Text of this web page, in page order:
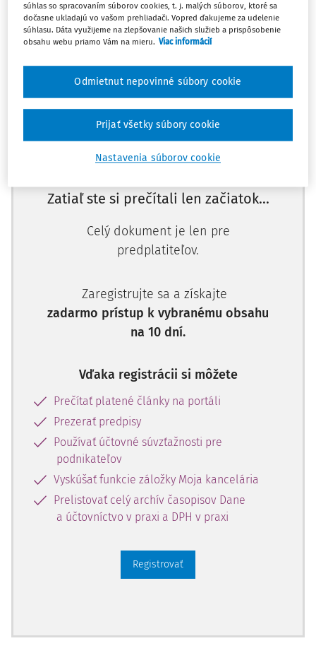
Povinnosť vystavovania faktúr platiteľmi DPH vyplýva
z § 72 zákona č. 222/2004 Z. z. o dani z pridanej hodnoty
Máte predplatné?
Zatiaľ ste si prečítali len začiatok...
Celý dokument je len pre
predplatiteľov.
Zaregistrujte sa a získajte
zadarmo prístup k vybranému obsahu
na 10 dní.
Vďaka registrácii si môžete
Prečítať platené články na portáli
Prezerať predpisy
Používať účtovné súvzťažnosti pre
podnikateľov
Vyskúšať funkcie záložky Moja kancelária
Prelistovať celý archív časopisov Dane
a účtovníctvo v praxi a DPH v praxi
Registrovať
súhlas so spracovaním súborov cookies, t. j. malých súborov, ktoré sa
dočasne ukladajú vo vašom prehliadači. Vopred ďakujeme za udelenie
súhlasu. Dáta využijeme na zlepšovanie našich služieb a prispôsobenie
obsahu webu priamo Vám na mieru. Viac informácií
Nastavenia súborov cookie
Odmietnut nepovinné súbory cookie
Prijať všetky súbory cookie